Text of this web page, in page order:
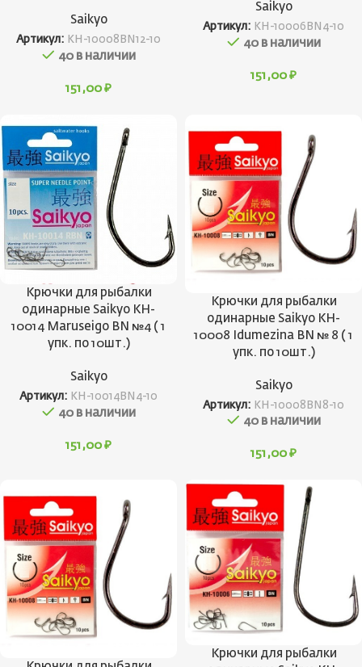
Saikyo
Артикул: KH-10008BN12-10
40 в наличии
151,00 ₽
Saikyo
Артикул: KH-10006BN4-10
40 в наличии
151,00 ₽
Крючки для рыбалки
одинарные Saikyo KH-
10014 Maruseigo BN №4 ( 1
упк. по 10шт.)
Saikyo
Артикул: KH-10014BN4-10
40 в наличии
151,00 ₽
Крючки для рыбалки
одинарные Saikyo KH-
10008 Idumezina BN № 8 ( 1
упк. по 10шт.)
Saikyo
Артикул: KH-10008BN8-10
40 в наличии
151,00 ₽
Крючки для рыбалки